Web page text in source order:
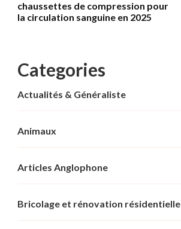
chaussettes de compression pour
la circulation sanguine en 2025
Categories
Actualités & Généraliste
Animaux
Articles Anglophone
Bricolage et rénovation résidentielle